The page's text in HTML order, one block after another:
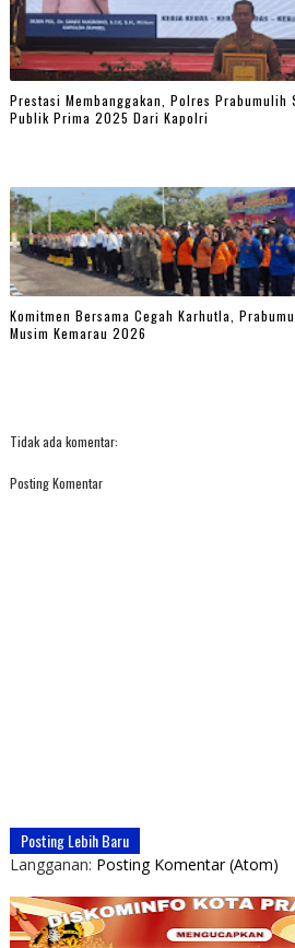
Prestasi Membanggakan, Polres Prabumulih
Publik Prima 2025 Dari Kapolri
Komitmen Bersama Cegah Karhutla,
Musim Kemarau 2026
Tidak ada komentar:
Posting Komentar
Posting Lebih Baru
Langganan: Posting Komentar (Atom)